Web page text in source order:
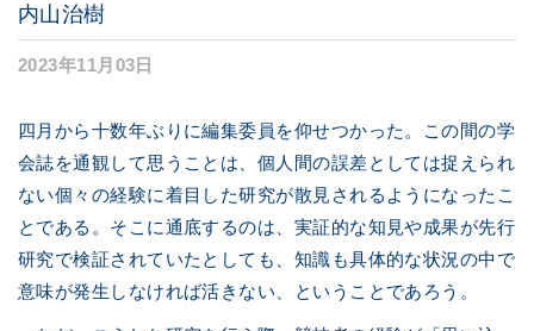
内山治樹
2023年11月03日
四月から十数年ぶりに編集委員を仰せつかった。この間の学
会誌を通観して思うことは、個人間の誤差としては捉えられ
ない個々の経験に着目した研究が散見されるようになったこ
とである。そこに通底するのは、実証的な知見や成果が先行
研究で検証されていたとしても、知識も具体的な状況の中で
意味が発生しなければ活きない、ということであろう。